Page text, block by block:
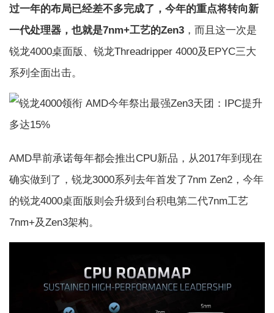
过一年的布局已经差不多完成了，今年的重点将转向新
一代处理器，也就是7nm+工艺的Zen3 ，而且这一次是
锐龙4000桌面版、锐龙Threadripper 4000及EPYC三大
系列全面出击。
AMD早前承诺每年都会推出CPU新品，从2017年到现在
确实做到了，锐龙3000系列去年首发了7nm Zen2，今年
的锐龙4000桌面版则会升级到台积电第二代7nm工艺
7nm+及Zen3架构。